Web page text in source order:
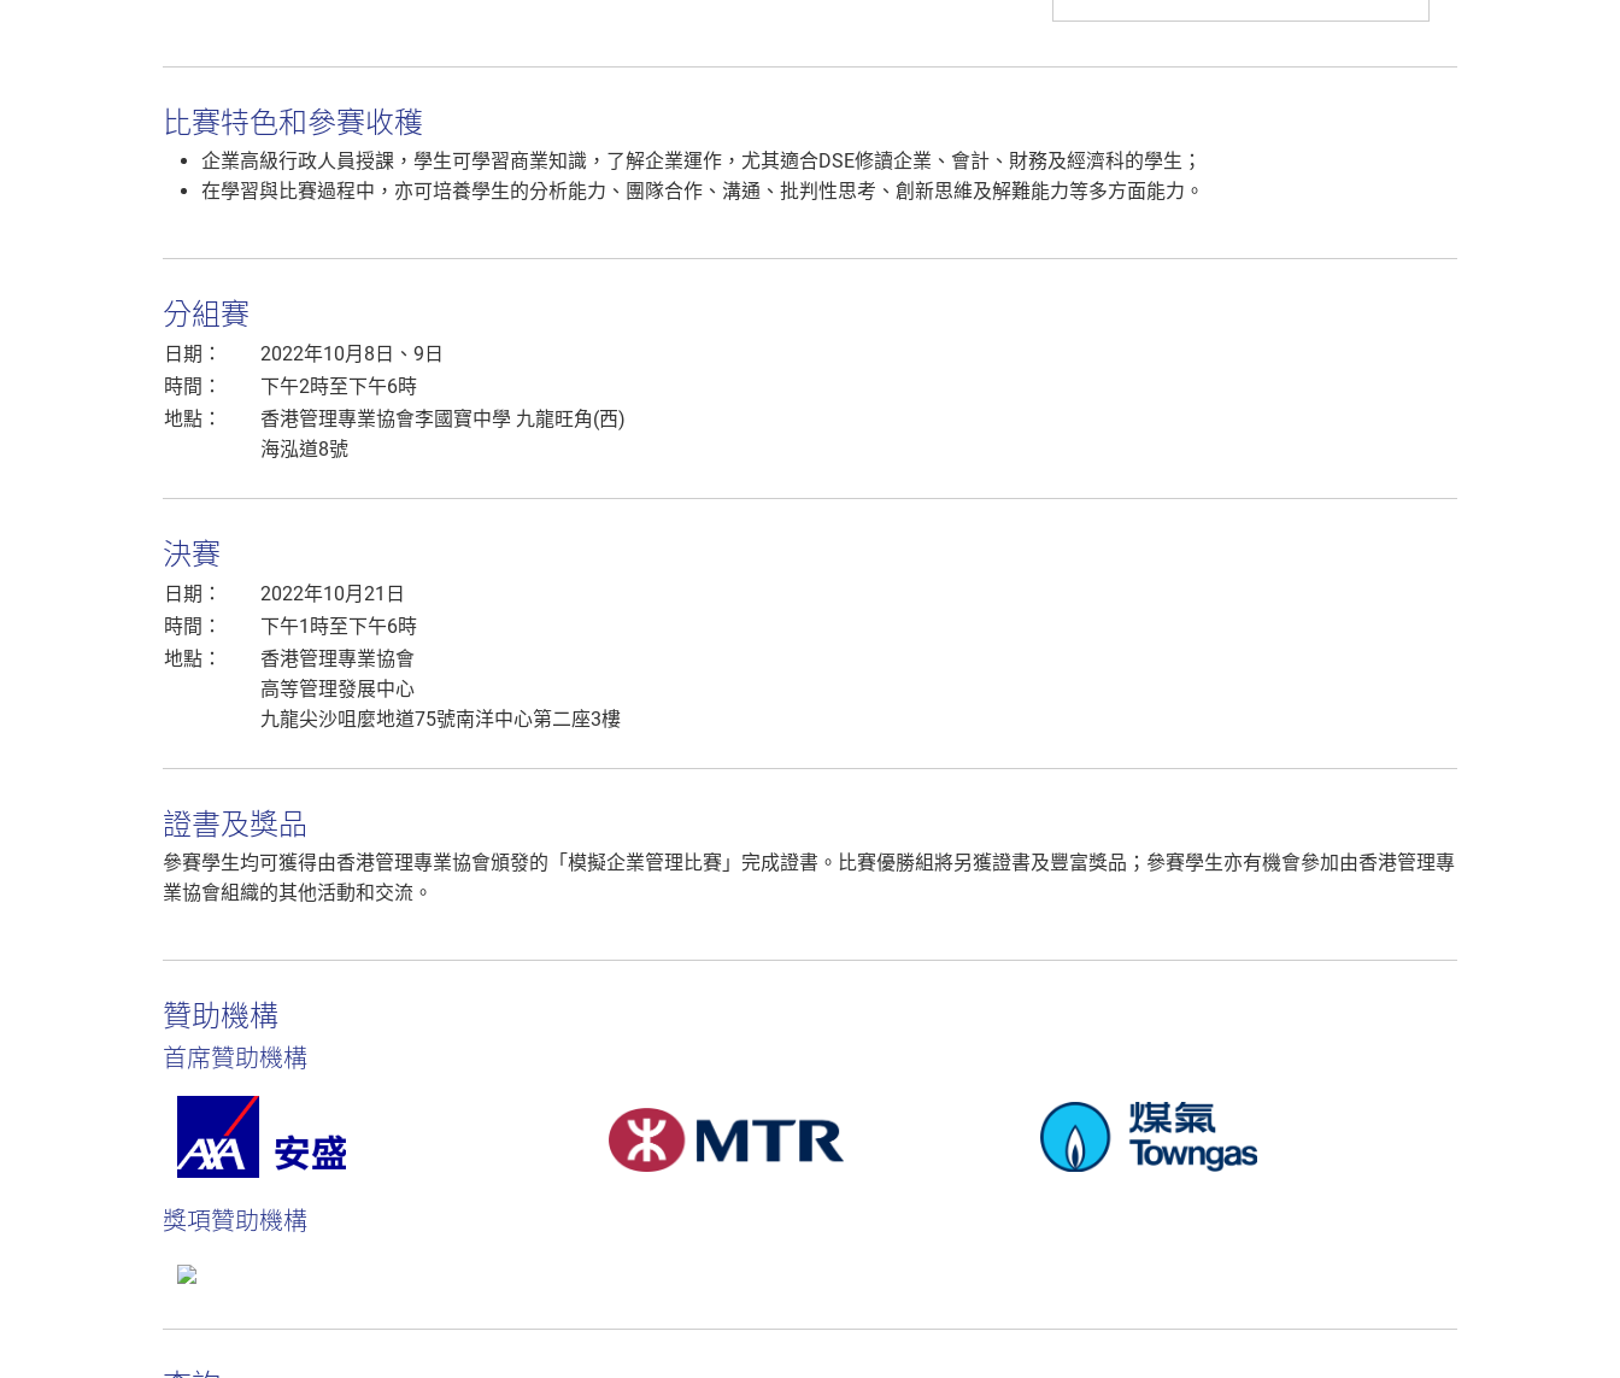
比賽特色和參賽收穫
企業高級行政人員授課，學生可學習商業知識，了解企業運作，尤其適合DSE修讀企業、會計、財務及經濟科的學生；
在學習與比賽過程中，亦可培養學生的分析能力、團隊合作、溝通、批判性思考、創新思維及解難能力等多方面能力。
分組賽
日期：
2022年10月8日、9日
時間：
下午2時至下午6時
地點：
香港管理專業協會李國寶中學 九龍旺角(西)
海泓道8號
決賽
日期：
2022年10月21日
時間：
下午1時至下午6時
地點：
香港管理專業協會
高等管理發展中心
九龍尖沙咀麼地道75號南洋中心第二座3樓
證書及獎品
參賽學生均可獲得由香港管理專業協會頒發的「模擬企業管理比賽」完成證書。比賽優勝組將另獲證書及豐富獎品；參賽學生亦有機會參加由香港管理專
業協會組織的其他活動和交流。
贊助機構
首席贊助機構
獎項贊助機構